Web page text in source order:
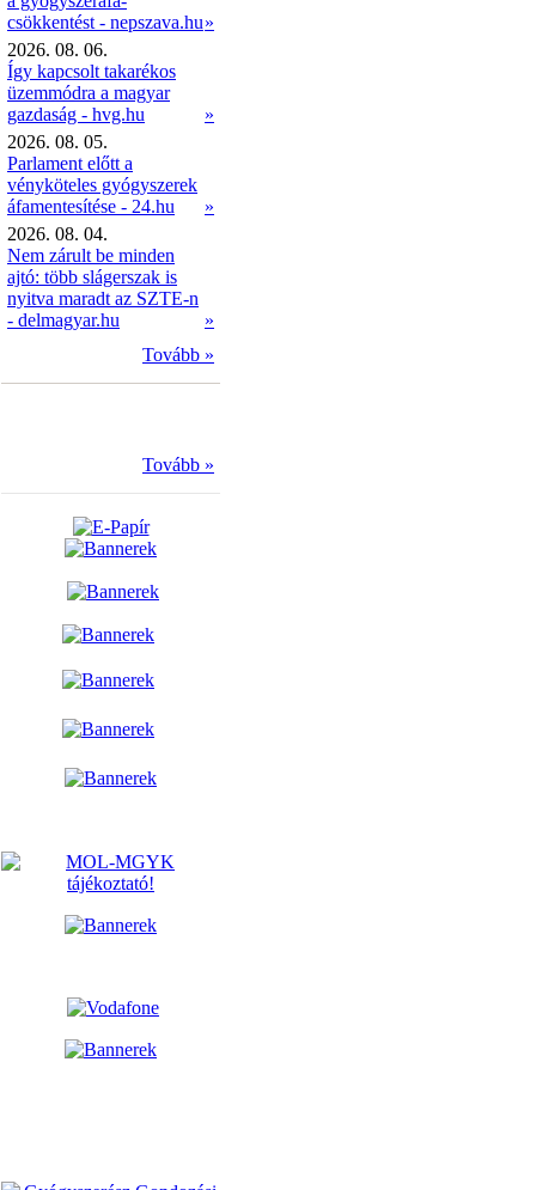
csökkentést - nepszava.hu»
2026. 08. 06.
Így kapcsolt takarékos
üzemmódra a magyar
gazdaság - hvg.hu
»
2026. 08. 05.
Parlament előtt a
vényköteles gyógyszerek
áfamentesítése - 24.hu
»
2026. 08. 04.
Nem zárult be minden
ajtó: több slágerszak is
nyitva maradt az SZTE-n
- delmagyar.hu
»
Tovább »
Tovább »